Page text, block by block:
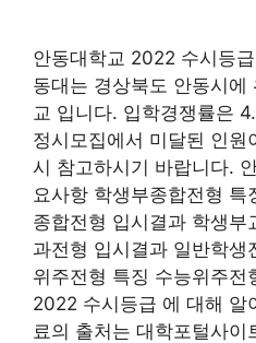
안동대학교 2022 수시등
동대는 경상북도 안동시
교 입니다. 입학경쟁률은
정시모집에서 미달된 인원
시 참고하시기 바랍니다.
요사항 학생부종합전형
종합전형 입시결과 학생부
과전형 입시결과 일반학생
위주전형 특징 수능위주전
2022 수시등급 에 대해 알
료의 출처는 대학포털사이